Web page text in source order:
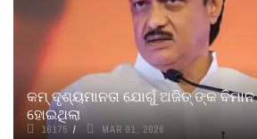
କମ୍ ଦୃଶ୍ୟମାନତା ଯୋଗୁଁ ଅଜିତ୍ ଙ୍କ ବିମାନ
ହୋଇଥିଲା
16175 MAR 01, 2026